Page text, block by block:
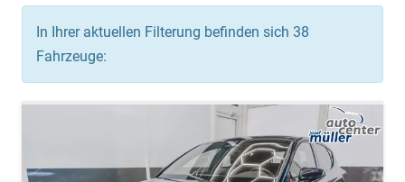
In Ihrer aktuellen Filterung befinden sich 38
Fahrzeuge: